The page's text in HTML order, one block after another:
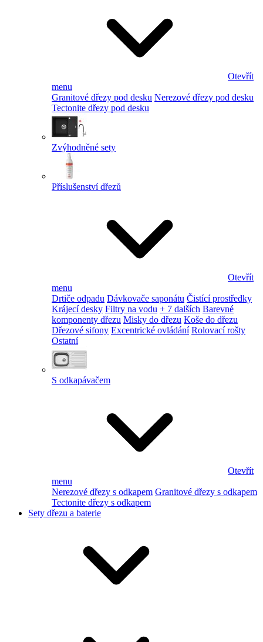
Otevřít
menu
Granitové dřezy pod desku Nerezové dřezy pod desku
Tectonite dřezy pod desku
Zvýhodněné sety
Příslušenství dřezů
Otevřít
menu
Drtiče odpadu Dávkovače saponátu Čistící prostředky
Krájecí desky Filtry na vodu + 7 dalších Barevné
komponenty dřezu Misky do dřezu Koše do dřezu
Dřezové sifony Excentrické ovládání Rolovací rošty
Ostatní
S odkapávačem
Otevřít
menu
Nerezové dřezy s odkapem Granitové dřezy s odkapem
Tectonite dřezy s odkapem
Sety dřezu a baterie